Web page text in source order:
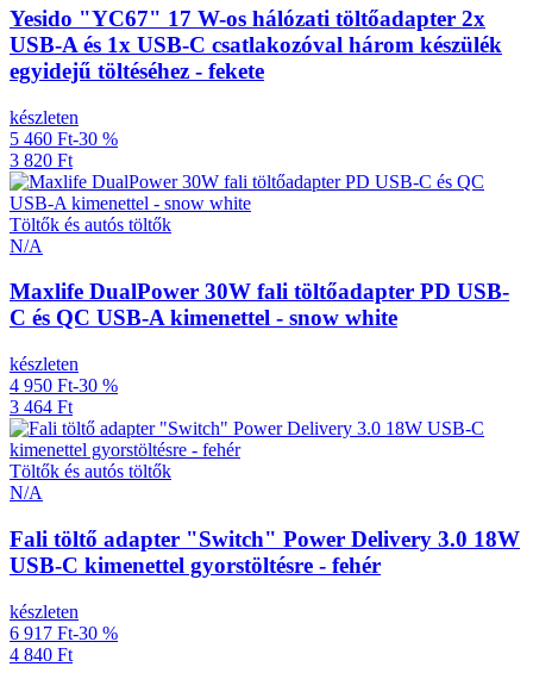
Yesido "YC67" 17 W-os hálózati töltőadapter 2x
USB-A és 1x USB-C csatlakozóval három készülék
egyidejű töltéséhez - fekete
készleten
5 460 Ft-30 %
3 820 Ft
Töltők és autós töltők
N/A
Maxlife DualPower 30W fali töltőadapter PD USB-
C és QC USB-A kimenettel - snow white
készleten
4 950 Ft-30 %
3 464 Ft
Töltők és autós töltők
N/A
Fali töltő adapter "Switch" Power Delivery 3.0 18W
USB-C kimenettel gyorstöltésre - fehér
készleten
6 917 Ft-30 %
4 840 Ft